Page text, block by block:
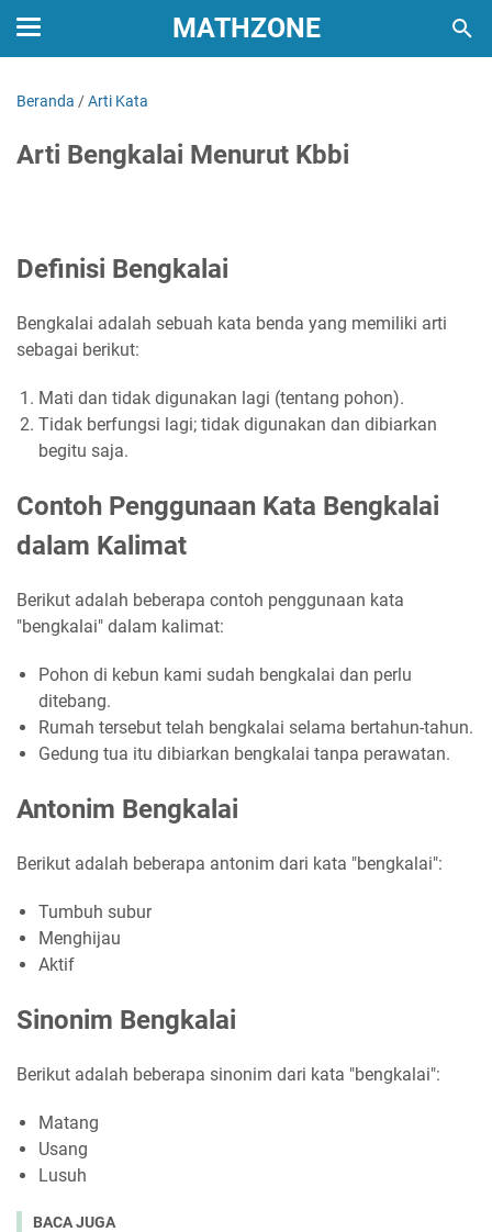
MATHZONE
Beranda /Arti Kata
Arti Bengkalai Menurut Kbbi
Definisi Bengkalai
Bengkalai adalah sebuah kata benda yang memiliki arti
sebagai berikut:
Mati dan tidak digunakan lagi (tentang pohon).
Tidak berfungsi lagi; tidak digunakan dan dibiarkan
begitu saja.
Contoh Penggunaan Kata Bengkalai
dalam Kalimat
Berikut adalah beberapa contoh penggunaan kata
"bengkalai" dalam kalimat:
Pohon di kebun kami sudah bengkalai dan perlu
ditebang.
Rumah tersebut telah bengkalai selama bertahun-tahun.
Gedung tua itu dibiarkan bengkalai tanpa perawatan.
Antonim Bengkalai
Berikut adalah beberapa antonim dari kata "bengkalai":
Tumbuh subur
Menghijau
Aktif
Sinonim Bengkalai
Berikut adalah beberapa sinonim dari kata "bengkalai":
Matang
Usang
Lusuh
BACA JUGA